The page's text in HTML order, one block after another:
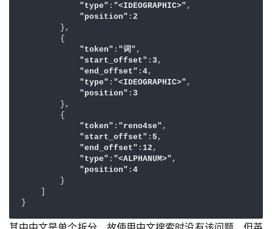
"type" : "<IDEOGRAPHIC>" ,
"position" : 2
"token" : "词" ,
"start_offset" : 3 ,
"end_offset" : 4,
"type" : "<IDEOGRAPHIC>" ,
"position" : 3
"token" : "reno4se" ,
"start_offset" : 5 ,
"end_offset" : 12 ,
"type" : "<ALPHANUM>" ,
"position" : 4
}